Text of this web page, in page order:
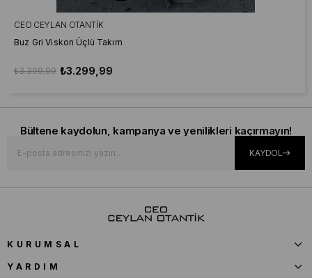
CEO CEYLAN OTANTIK
Buz Gri Viskon Üçlü Takım
₺3.299,99
₺3.399,99
Bültene kaydolun, kampanya ve yenilikleri kaçırmayın!
KAYDOL
KURUMSAL
YARDIM